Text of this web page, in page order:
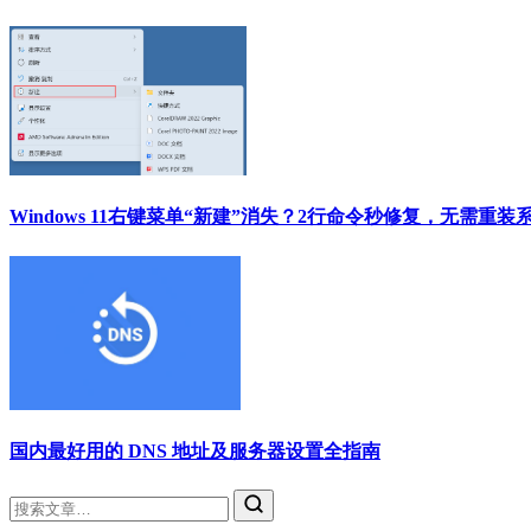
Windows 11右键菜单“新建”消失？2行命令秒修复，无需重装
国内最好用的 DNS 地址及服务器设置全指南